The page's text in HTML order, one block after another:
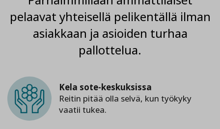
pelaavat yhteisellä pelikentällä ilman
asiakkaan ja asioiden turhaa
pallottelua.
Kela sote-keskuksissa
Reitin pitää olla selvä, kun työkyky
vaatii tukea.